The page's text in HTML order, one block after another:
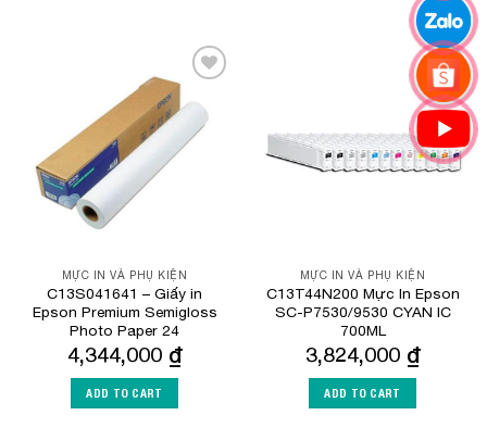
Wishlist
MỰC IN VÀ PHỤ KIỆN
C13S041641 – Giấy in
Epson Premium Semigloss
Photo Paper 24
4,344,000 ₫
ADD TO CART
Add to
Wishlist
MỰC IN VÀ PHỤ KIỆN
C13T44N200 Mực In Epson
SC-P7530/9530 CYAN IC
700ML
3,824,000 ₫
ADD TO CART